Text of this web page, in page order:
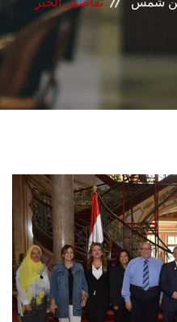
المراكز والوحدات
الأنظمة الذكية
الطلاب
هيئة التدريس
الدراسات العليا